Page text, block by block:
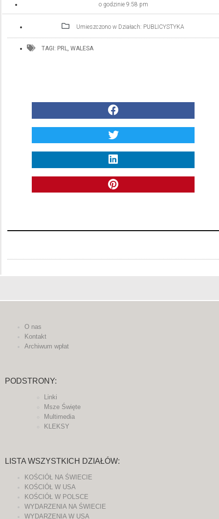
o godzinie 9:58 pm
Umieszczono w Działach: PUBLICYSTYKA
TAGI: PRL, WALESA
O nas
Kontakt
Archiwum wpłat
PODSTRONY:
Linki
Msze Święte
Multimedia
KLEKSY
LISTA WSZYSTKICH DZIAŁÓW:
KOŚCIÓŁ NA ŚWIECIE
KOŚCIÓŁ W USA
KOŚCIÓŁ W POLSCE
WYDARZENIA NA ŚWIECIE
WYDARZENIA W USA